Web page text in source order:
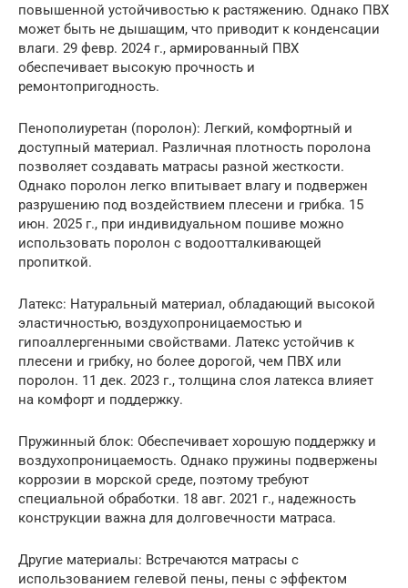
повышенной устойчивостью к растяжению. Однако ПВХ
может быть не дышащим, что приводит к конденсации
влаги. 29 февр. 2024 г., армированный ПВХ
обеспечивает высокую прочность и
ремонтопригодность.
Пенополиуретан (поролон): Легкий, комфортный и
доступный материал. Различная плотность поролона
позволяет создавать матрасы разной жесткости.
Однако поролон легко впитывает влагу и подвержен
разрушению под воздействием плесени и грибка. 15
июн. 2025 г., при индивидуальном пошиве можно
использовать поролон с водоотталкивающей
пропиткой.
Латекс: Натуральный материал, обладающий высокой
эластичностью, воздухопроницаемостью и
гипоаллергенными свойствами. Латекс устойчив к
плесени и грибку, но более дорогой, чем ПВХ или
поролон. 11 дек. 2023 г., толщина слоя латекса влияет
на комфорт и поддержку.
Пружинный блок: Обеспечивает хорошую поддержку и
воздухопроницаемость. Однако пружины подвержены
коррозии в морской среде, поэтому требуют
специальной обработки. 18 авг. 2021 г., надежность
конструкции важна для долговечности матраса.
Другие материалы: Встречаются матрасы с
использованием гелевой пены, пены с эффектом